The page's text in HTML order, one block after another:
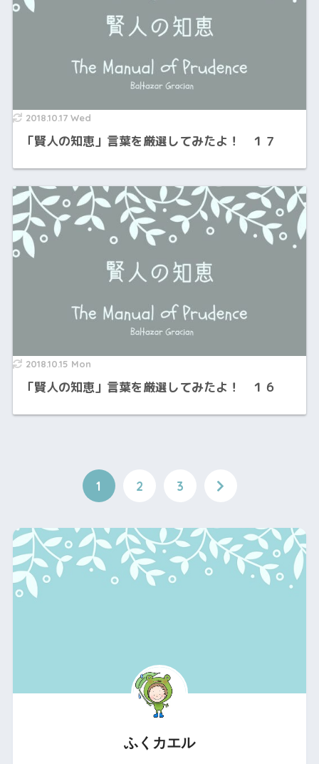
2018.10.17 Wed
「賢人の知恵」言葉を厳選してみたよ！ １７
2018.10.15 Mon
「賢人の知恵」言葉を厳選してみたよ！ １６
1 2 3
ふくカエル